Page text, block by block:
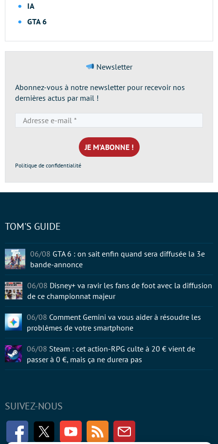
IA
GTA 6
Newsletter
Abonnez-vous à notre newsletter pour recevoir nos
dernières actus par mail !
e-
mail
*
Politique de confidentialité
SUIVEZ-NOUS
FacebookTwitter Youtube RSS Newsletter
TOM'S GUIDE
06/08 GTA 6 : on sait enfin quand sera diffusée la 3e
bande-annonce
06/08 Disney+ va ravir les fans de foot avec la diffusion
de ce championnat majeur
06/08 Comment Gemini va vous aider à résoudre les
problèmes de votre smartphone
06/08 Steam : cet action-RPG culte à 20 € vient de
passer à 0 €, mais ça ne durera pas